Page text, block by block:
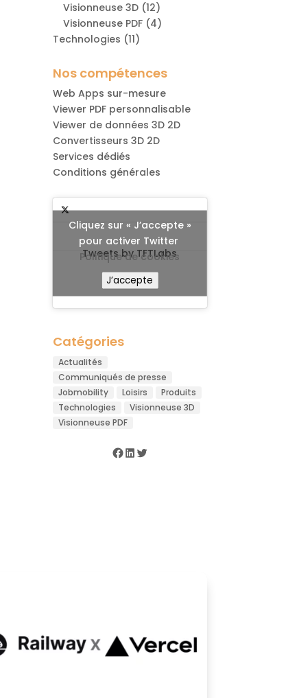
Visionneuse 3D (12)
Visionneuse PDF (4)
Technologies (11)
Nos compétences
Web Apps sur-mesure
Viewer PDF personnalisable
Viewer de données 3D 2D
Convertisseurs 3D 2D
Services dédiés
Conditions générales
Tweets by TFTLabs
Cliquez sur « J’accepte »
pour activer Twitter
Politique de cookies
J’accepte
Catégories
Actualités
Communiqués de presse
Jobmobility
Loisirs
Produits
Technologies
Visionneuse 3D
Visionneuse PDF
Facebook
LinkedIn
Twitter